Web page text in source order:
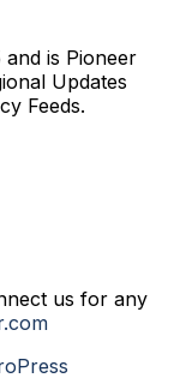
and is Pioneer
Updates
Feeds.
us for any